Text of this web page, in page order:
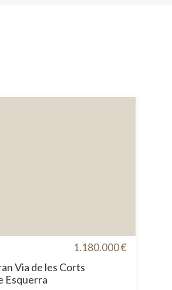
1.180.000 €
Via de les Corts
Esquerra